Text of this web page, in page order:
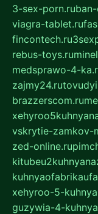
3-sex-porn.ru
viagra-tablet.ru
fincontech.ru
rebus-toys.ru
medsprawo-4-
zajmy24.ru
brazzerscom.ru
vskrytie-zamkov-
zed-online.ru
xehyroo-5-
guzywia-4-